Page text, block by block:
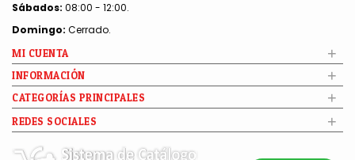
Sábados: 08:00 - 12:00.
Domingo: Cerrado.
MI CUENTA +
INFORMACIÓN +
CATEGORÍAS PRINCIPALES +
REDES SOCIALES +